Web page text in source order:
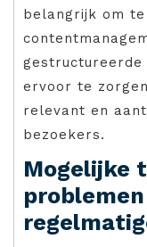
belangrijk om
ervoor te
relevant en
bezoekers.
Mogelijke